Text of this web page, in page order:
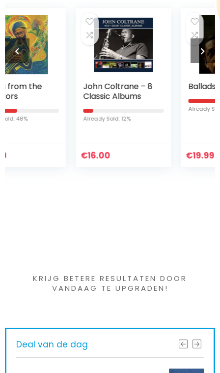
John Coltrane – 8
Classic Albums
Already Sold: 12%
Ballads
KRIJG BETERE RESULTATEN DOOR
VANDAAG TE UPGRADEN!
Deal van de dag